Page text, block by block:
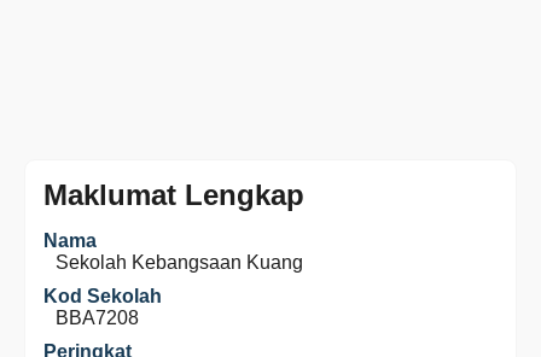
Maklumat Lengkap
Nama
Sekolah Kebangsaan Kuang
Kod Sekolah
BBA7208
Peringkat